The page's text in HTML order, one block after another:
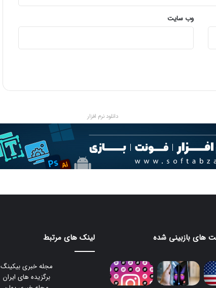
ی
ا
ن
ر
وب‌ سایت
دانلود نرم افزار
های بازبینی شده لینک های مرتبط
مجله خبری بیکینگ
برگزیده های ایران